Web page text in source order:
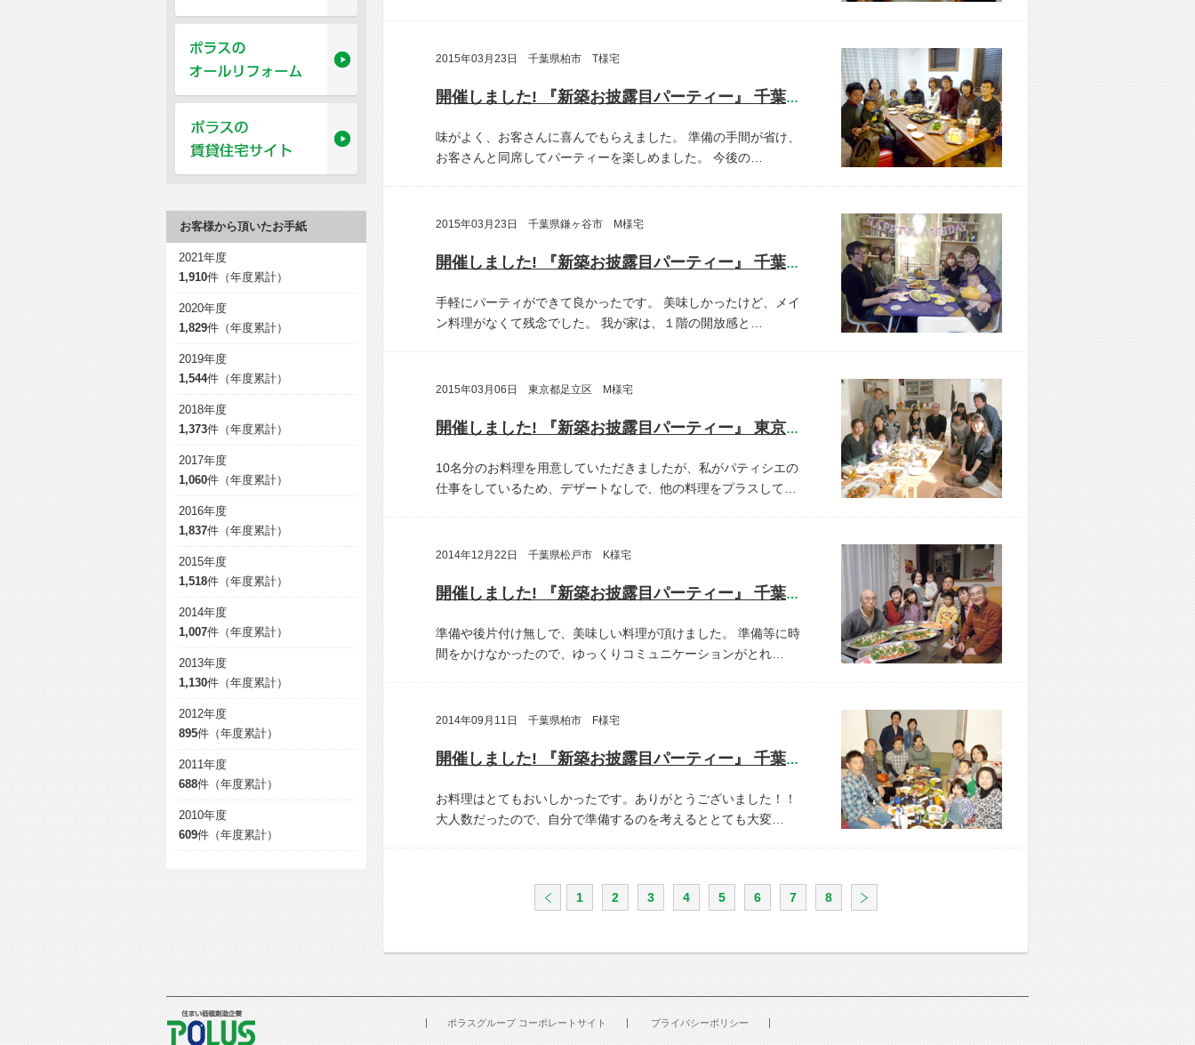
2015年03月23日 千葉県柏市 T様宅
開催しました! 『新築お披露目パーティー』 千葉県柏市 T様宅
味がよく、お客さんに喜んでもらえました。
準備の手間が省け、
お客さんと同席してパーティーを楽しめました。
今後の…
2015年03月23日 千葉県鎌ヶ谷市 M様宅
開催しました! 『新築お披露目パーティー』 千葉県鎌ヶ谷市 M様宅
手軽にパーティができて良かったです。
美味しかったけど、メイ
ン料理がなくて残念でした。
我が家は、１階の開放感と…
2015年03月06日 東京都足立区 M様宅
開催しました! 『新築お披露目パーティー』 東京都足立区 M様宅
10名分のお料理を用意していただきましたが、私がパティシエの
仕事をしているため、デザートなしで、他の料理をプラスして…
2014年12月22日 千葉県松戸市 K様宅
開催しました! 『新築お披露目パーティー』 千葉県松戸市 K様宅
準備や後片付け無しで、美味しい料理が頂けました。
準備等に時
間をかけなかったので、ゆっくりコミュニケーションがとれ…
2014年09月11日 千葉県柏市 F様宅
開催しました! 『新築お披露目パーティー』 千葉県柏市 F様宅
お料理はとてもおいしかったです。ありがとうございました！！
大人数だったので、自分で準備するのを考えるととても大変…
1 2 3 4 5 6 7 8
お客様から頂いたお手紙
2021年度
1,910件（年度累計）
2020年度
1,829件（年度累計）
2019年度
1,544件（年度累計）
2018年度
1,373件（年度累計）
2017年度
1,060件（年度累計）
2016年度
1,837件（年度累計）
2015年度
1,518件（年度累計）
2014年度
1,007件（年度累計）
2013年度
1,130件（年度累計）
2012年度
895件（年度累計）
2011年度
688件（年度累計）
2010年度
609件（年度累計）
ポラスグループ コーポレートサイト
プライバシーポリシー